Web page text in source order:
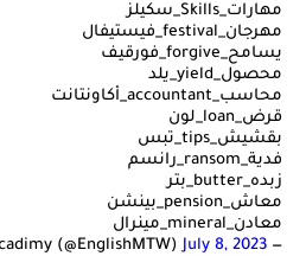
مهارات_Skills_سكيلز
مهرجان_festival_فيستيفال
يسامح_forgive_فورقيف
محصول_yield_يلد
محاسب_accountant_أكاونتانت
قرض_loan_لون
بقشيش_tips_تبس
فدية_ransom_رانسم
زبده_butter_بتر
معاش_pension_بينشن
معادن_mineral_مينرال
— learn english acadimy (@EnglishMTW)
July 8, 2023